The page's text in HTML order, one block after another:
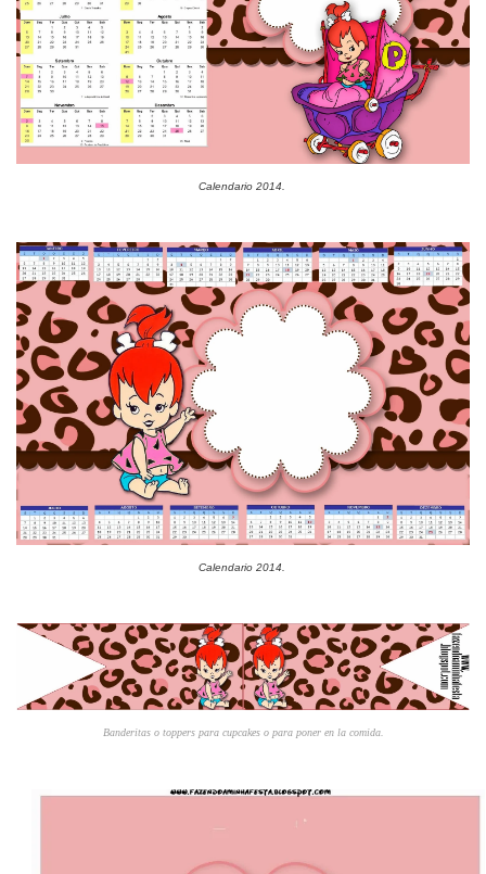
Calendario 2014.
Calendario 2014.
Banderitas o toppers para cupcakes o para poner en la comida.